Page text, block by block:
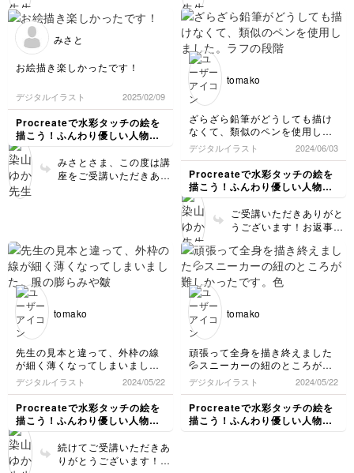
きまして、ご不便をおか
葉もいただいて大変嬉し
っても素敵な作品をあり
にズボンのシワの表現が
お上手で私こそ参考にさ
せていただきたいで
す…！✨ご受講お疲れさ
遅くなり大変申し訳あり
ません。かわいい作品を
拝見させていただきとっ
りですね！かわいくて透
ご受講お疲れさまでした
🍵
みさと
お絵描き楽しかったです！
デジタルイラスト 2025/02/09
Procreateで水彩タッチの絵を
描こう！ふんわり優しい人物イ
ラスト講座
みさとさま、この度は講
座をご受講いただきあり
✨楽しんでいただけて嬉
しい限りです。ご受講お
疲れさまでした！🍵
tomako
ざらざら鉛筆がどうしても描け
なくて、類似のペンを使用しま
した。ラフの段階で腕や手が描
けなくて挫折しそうになりまし
たが、時間を置いたらなんとか
描けました。とてもわかりやす
かったし、水彩の様な仕上がり
で嬉しいです。ありがとうござ
いました！
デジタルイラスト 2024/06/03
Procreateで水彩タッチの絵を
描こう！ふんわり優しい人物イ
ラスト講座
ご受講いただきありがと
うございます！お返事遅
せん。ブラシにつきまし
て、ご不便をおかけしま
した。手や足からもやさ
りとても素敵です…✨✨
さがありgoodです👌マ
イレポのご投稿ありがと
うございました！そのよ
うに言っていただきあり
がとうございます😊いた
だくたび大変嬉しく、ひ
そかに楽しみに思ってお
tomako
先生の見本と違って、外枠の線
が細く薄くなってしまいまし
た。服の膨らみや皺などすごく
勉強になりました。何回かおさ
らいしようと思います。ありが
とうございました！
デジタルイラスト 2024/05/22
Procreateで水彩タッチの絵を
描こう！ふんわり優しい人物イ
ラスト講座
続けてご受講いただきあ
りがとうございます！前
tomako
頑張って全身を描き終えました
💦スニーカーの紐のところが難
しかったです。色塗りが楽しみ
です。
デジタルイラスト 2024/05/22
Procreateで水彩タッチの絵を
描こう！ふんわり優しい人物イ